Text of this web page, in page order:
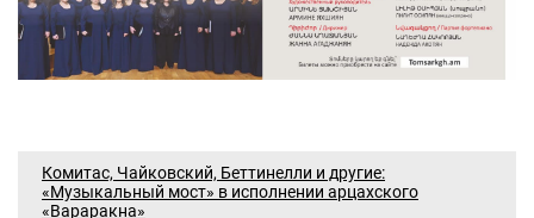
Комитас, Чайковский, Беттинелли и другие:
«Музыкальный мост» в исполнении арцахского
«Вараракна»